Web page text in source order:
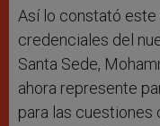
Así lo constató
credenciales del
Santa Sede,
ahora represente
para las